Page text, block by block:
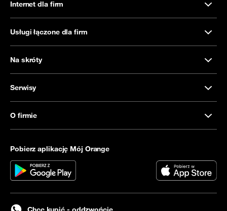
Internet dla firm
Usługi łączone dla firm
Na skróty
Serwisy
O firmie
Pobierz aplikację Mój Orange